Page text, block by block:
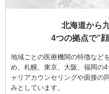
北海道から
4つの拠点で”
地域ごとの医療機関の特徴など
め、札幌、東京、大阪、福岡の
ャリアカウンセリングや面接の
みとしています。